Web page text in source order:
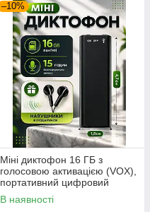
–10%
Міні диктофон 16 ГБ з
голосовою активацією (VOX),
портативний цифровий
аудіорекордер, запис до 192
годин
В наявності